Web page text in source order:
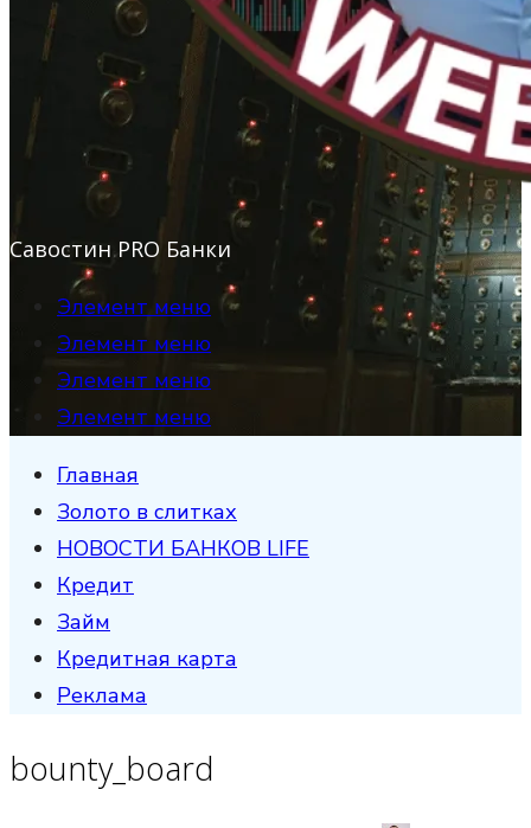
Савостин PRO Банки
Элемент меню
Элемент меню
Элемент меню
Элемент меню
Главная
Золото в слитках
НОВОСТИ БАНКОВ LIFE
Кредит
Займ
Кредитная карта
Реклама
bounty_board